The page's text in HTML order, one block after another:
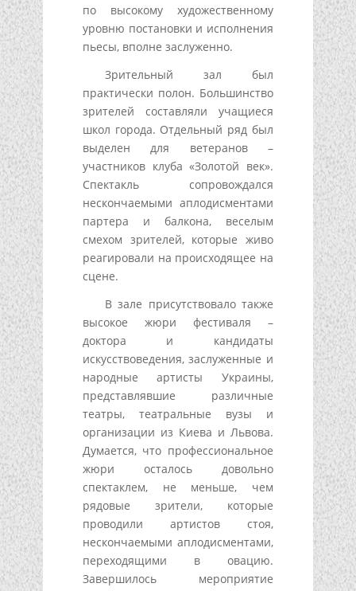
по высокому художественному
уровню постановки и исполнения
пьесы, вполне заслуженно.
Зрительный зал был
практически полон. Большинство
зрителей составляли учащиеся
школ города. Отдельный ряд был
выделен для ветеранов –
участников клуба «Золотой век».
Спектакль сопровождался
нескончаемыми аплодисментами
партера и балкона, веселым
смехом зрителей, которые живо
реагировали на происходящее на
сцене.
В зале присутствовало также
высокое жюри фестиваля –
доктора и кандидаты
искусствоведения, заслуженные и
народные артисты Украины,
представлявшие различные
театры, театральные вузы и
организации из Киева и Львова.
Думается, что профессиональное
жюри осталось довольно
спектаклем, не меньше, чем
рядовые зрители, которые
проводили артистов стоя,
нескончаемыми аплодисментами,
переходящими в овацию.
Завершилось мероприятие